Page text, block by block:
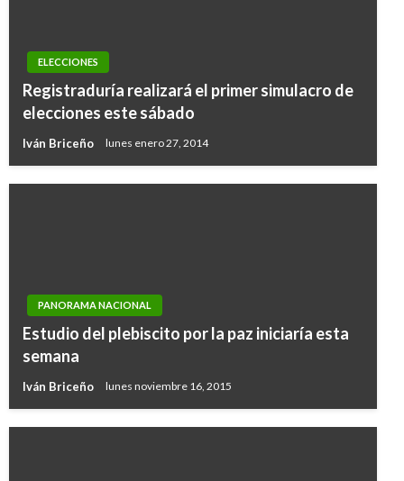
ELECCIONES
Registraduría realizará el primer simulacro de
elecciones este sábado
Iván Briceño lunes enero 27, 2014
PANORAMA NACIONAL
Estudio del plebiscito por la paz iniciaría esta
semana
Iván Briceño lunes noviembre 16, 2015